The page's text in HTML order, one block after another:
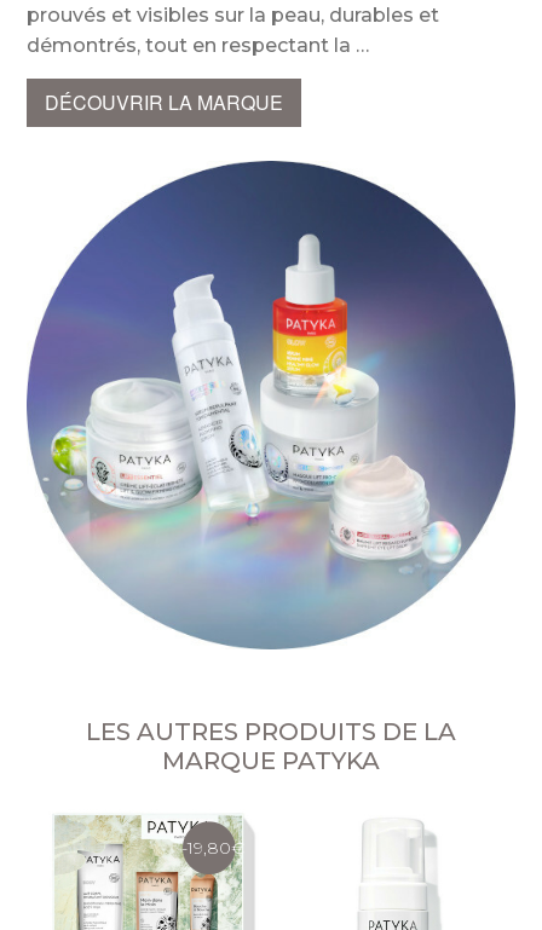
prouvés et visibles sur la peau, durables et
démontrés, tout en respectant la
DÉCOUVRIR LA MARQUE
LES AUTRES PRODUITS DE LA
MARQUE PATYKA
-19,80